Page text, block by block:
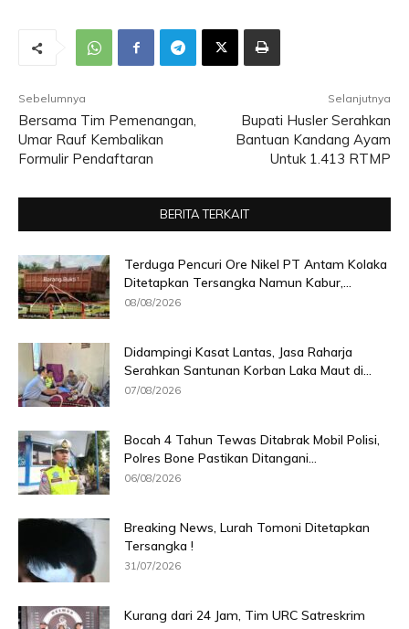
Sebelumnya
Bersama Tim Pemenangan,
Umar Rauf Kembalikan
Formulir Pendaftaran
Selanjutnya
Bupati Husler Serahkan
Bantuan Kandang Ayam
Untuk 1.413 RTMP
BERITA TERKAIT
Terduga Pencuri Ore Nikel PT Antam Kolaka
Ditetapkan Tersangka Namun Kabur,...
08/08/2026
Didampingi Kasat Lantas, Jasa Raharja
Serahkan Santunan Korban Laka Maut di...
07/08/2026
Bocah 4 Tahun Tewas Ditabrak Mobil Polisi,
Polres Bone Pastikan Ditangani...
06/08/2026
Breaking News, Lurah Tomoni Ditetapkan
Tersangka !
31/07/2026
Kurang dari 24 Jam, Tim URC Satreskrim